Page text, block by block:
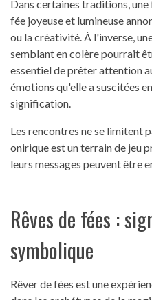
Dans certaines traditions,
fée joyeuse et lumineuse
ou la créativité. À l'inverse,
semblant en colère pourrait
essentiel de prêter attention
émotions qu'elle a suscitées
signification.
Les rencontres ne se limitent
onirique est un terrain de jeu
leurs messages peuvent être
Rêves de fées :
symbolique
Rêver de fées est une